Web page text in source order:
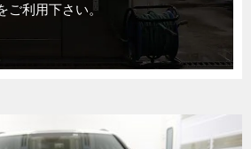
ご利用下さい。